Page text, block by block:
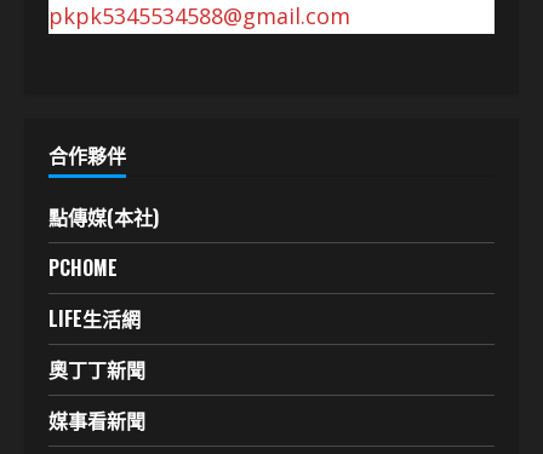
pkpk5345534588@gmail.com
合作夥伴
點傳媒(本社)
PCHOME
LIFE生活網
奧丁丁新聞
媒事看新聞